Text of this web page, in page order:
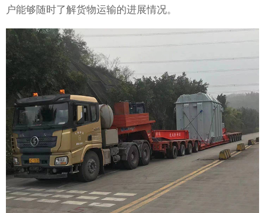
户能够随时了解货物运输的进展情况。